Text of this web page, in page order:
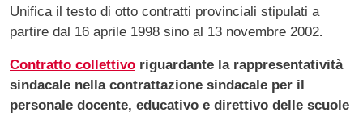
Unifica il testo di otto contratti provinciali stipulati a
partire dal 16 aprile 1998 sino al 13 novembre 2002.
Contratto collettivo riguardante la rappresentatività
sindacale nella contrattazione sindacale per il
personale docente, educativo e direttivo delle scuole